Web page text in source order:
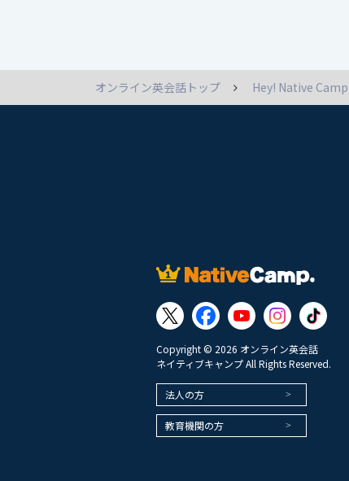
オンライン英会話トップ Hey! Native Camp
Copyright © 2026 オンライン英会話
ネイティブキャンプ All Rights Reserved.
法人の方
教育機関の方